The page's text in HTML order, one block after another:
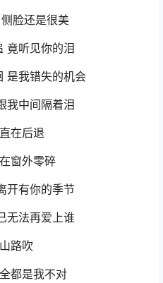
脸还是很美
竟听见你的泪
是我错失的机会
我中间隔着泪
在后退
窗外零碎
开有你的季节
无法再爱上谁
路吹
都是我不对